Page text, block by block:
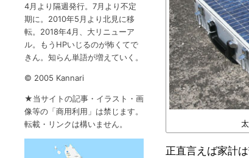
正直言えば家計
4月より隔週発行。7月より不定
期に。2010年5月より北見に移
転。2018年4月、大リニューア
ル。もうHPいじるのが怖くてで
きん。知らん単語が増えていく。
©️ 2005 Kannari
★当サイトの記事・イラスト・画
像等の「商用利用」は禁じます。
転載・リンクは構いません。